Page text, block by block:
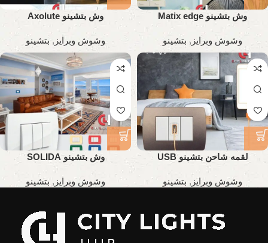
وش بتشينو Matix edge
وشوش وبرايز , بتشينو
وش بتشينو Axolute
وشوش وبرايز ,بتشينو
لقمه شاحن بتشينو USB
CHARGER
وشوش وبرايز , بتشينو
وش بتشينو SOLIDA
وشوش وبرايز , بتشينو